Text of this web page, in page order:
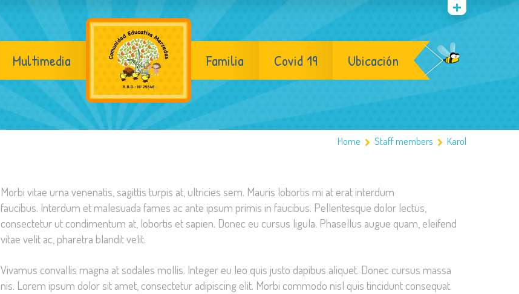
Multimedia Familia Covid 19 Ubicación
Home Staff members Karol
Morbi vitae urna venenatis, sagittis turpis at, ultricies sem. Mauris lobortis mi at erat interdum
faucibus. Interdum et malesuada fames ac ante ipsum primis in faucibus. Pellentesque dolor lectus,
consectetur ut condimentum at, lobortis et sapien. Donec eu cursus ligula. Phasellus augue quam, eleifend
vitae velit ac, pharetra blandit velit.
Vivamus convallis magna at sodales mollis. Integer eu leo quis justo dapibus aliquet. Donec cursus massa
nis. Lorem ipsum dolor sit amet, consectetur adipiscing elit. Morbi commodo nisl quis tincidunt consequat.